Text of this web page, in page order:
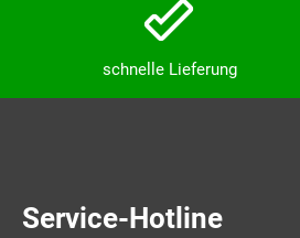
schnelle Lieferung
Service-Hotline